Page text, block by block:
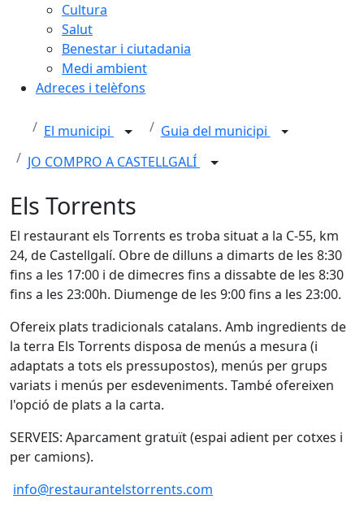
Cultura
Salut
Benestar i ciutadania
Medi ambient
Adreces i telèfons
El municipi
Guia del municipi
JO COMPRO A CASTELLGALÍ
Els Torrents
El restaurant els Torrents es troba situat a la C-55, km
24, de Castellgalí. Obre de dilluns a dimarts de les 8:30
fins a les 17:00 i de dimecres fins a dissabte de les 8:30
fins a les 23:00h. Diumenge de les 9:00 fins a les 23:00.
Ofereix plats tradicionals catalans. Amb ingredients de
la terra Els Torrents disposa de menús a mesura (i
adaptats a tots els pressupostos), menús per grups
variats i menús per esdeveniments. També ofereixen
l'opció de plats a la carta.
SERVEIS: Aparcament gratuït (espai adient per cotxes i
per camions).
info@restaurantelstorrents.com